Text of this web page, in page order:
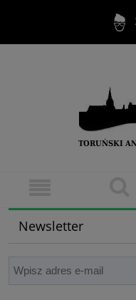
Newsletter